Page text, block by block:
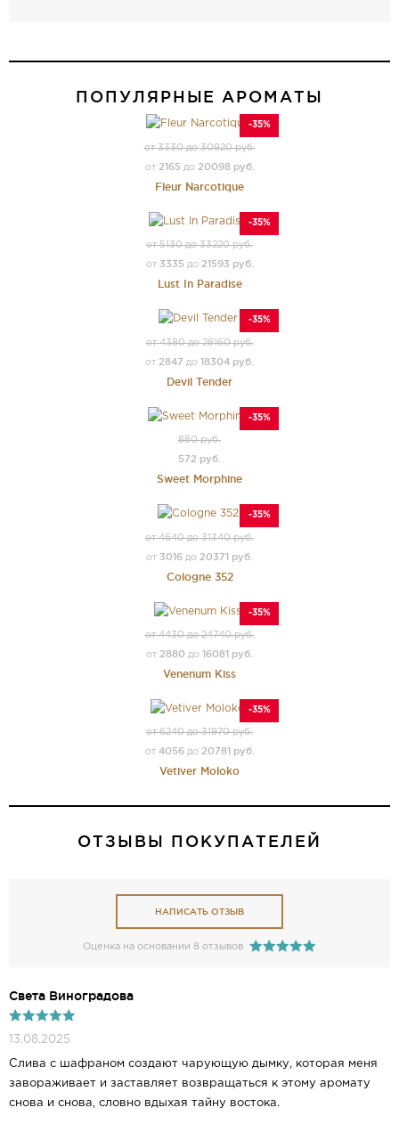
ПОПУЛЯРНЫЕ АРОМАТЫ
-35%
от 3330 до 30920 руб.
от 2165 до 20098 руб.
Fleur Narcotique
-35%
от 5130 до 33220 руб.
от 3335 до 21593 руб.
Lust In Paradise
-35%
от 4380 до 28160 руб.
от 2847 до 18304 руб.
Devil Tender
-35%
880 руб.
572 руб.
Sweet Morphine
-35%
от 4640 до 31340 руб.
от 3016 до 20371 руб.
Cologne 352
-35%
от 4430 до 24740 руб.
от 2880 до 16081 руб.
Venenum Kiss
-35%
от 6240 до 31970 руб.
от 4056до 20781 руб.
Vetiver Moloko
ОТЗЫВЫ ПОКУПАТЕЛЕЙ
НАПИСАТЬ ОТЗЫВ
Оценка на основании 8 отзывов
Света Виноградова
13.08.2025
Слива с шафраном создают чарующую дымку, которая меня
завораживает и заставляет возвращаться к этому аромату
снова и снова, словно вдыхая тайну востока.